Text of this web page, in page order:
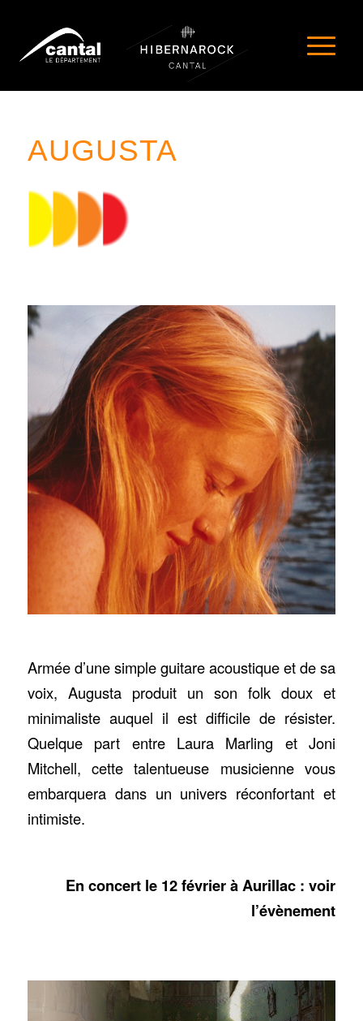
AUGUSTA
Armée d’une simple guitare acoustique et de sa
voix, Augusta produit un son folk doux et
minimaliste auquel il est difficile de résister.
Quelque part entre Laura Marling et Joni
Mitchell, cette talentueuse musicienne vous
embarquera dans un univers réconfortant et
intimiste.
En concert le 12 février à Aurillac : voir
l’évènement